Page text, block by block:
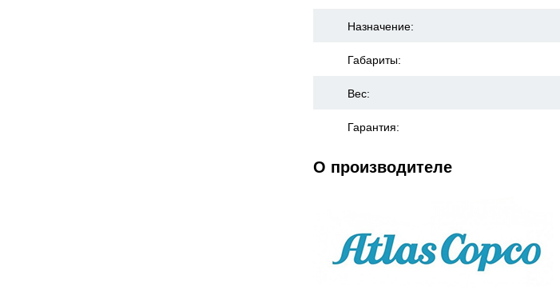
Назначение:
Габариты:
Вес:
Гарантия:
О производителе